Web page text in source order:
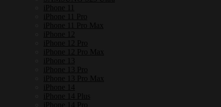
iPhone 11
iPhone 11 Pro
iPhone 11 Pro Max
iPhone 12
iPhone 12 Pro
iPhone 12 Pro Max
iPhone 13
iPhone 13 Pro
iPhone 13 Pro Max
iPhone 14
iPhone 14 Plus
iPhone 14 Pro